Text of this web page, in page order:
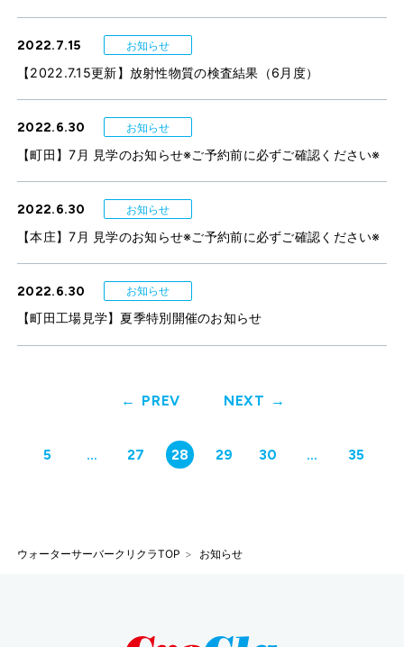
2022.7.15 お知らせ
【2022.7.15更新】放射性物質の検査結果（6月度）
2022.6.30 お知らせ
【町田】7月 見学のお知らせ※ご予約前に必ずご確認ください※
2022.6.30 お知らせ
【本庄】7月 見学のお知らせ※ご予約前に必ずご確認ください※
2022.6.30 お知らせ
【町田工場見学】夏季特別開催のお知らせ
PREV
5 … 27 28 29 30 … 35
NEXT
ウォーターサーバークリクラTOP お知らせ